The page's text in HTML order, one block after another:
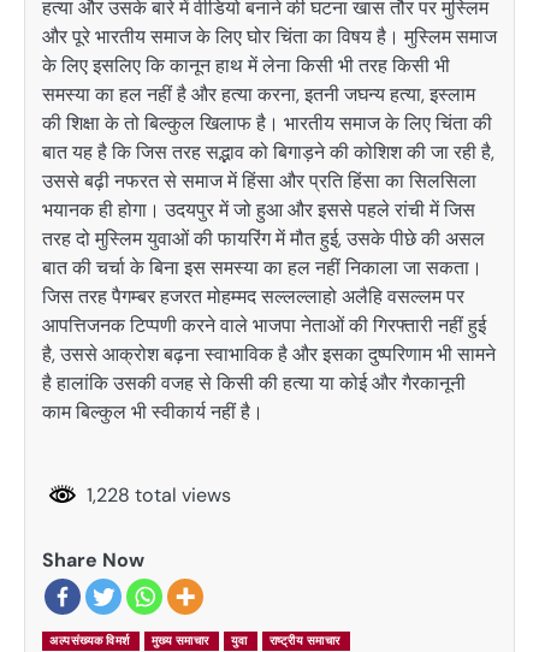
हत्या और उसके बारे में वीडियो बनाने की घटना खास तौर पर मुस्लिम
और पूरे भारतीय समाज के लिए घोर चिंता का विषय है। मुस्लिम समाज
के लिए इसलिए कि कानून हाथ में लेना किसी भी तरह किसी भी
समस्या का हल नहीं है और हत्या करना, इतनी जघन्य हत्या, इस्लाम
की शिक्षा के तो बिल्कुल खिलाफ है। भारतीय समाज के लिए चिंता की
बात यह है कि जिस तरह सद्भाव को बिगाड़ने की कोशिश की जा रही है,
उससे बढ़ी नफरत से समाज में हिंसा और प्रति हिंसा का सिलसिला
भयानक ही होगा। उदयपुर में जो हुआ और इससे पहले रांची में जिस
तरह दो मुस्लिम युवाओं की फायरिंग में मौत हुई, उसके पीछे की असल
बात की चर्चा के बिना इस समस्या का हल नहीं निकाला जा सकता।
जिस तरह पैगम्बर हजरत मोहम्मद सल्लल्लाहो अलैहि वसल्लम पर
आपत्तिजनक टिप्पणी करने वाले भाजपा नेताओं की गिरफ्तारी नहीं हुई
है, उससे आक्रोश बढ़ना स्वाभाविक है और इसका दुष्परिणाम भी सामने
है हालांकि उसकी वजह से किसी की हत्या या कोई और गैरकानूनी
काम बिल्कुल भी स्वीकार्य नहीं है।
1,228 total views
Share Now
अल्पसंख्यक विमर्श मुख्य समाचार युवा राष्ट्रीय समाचार